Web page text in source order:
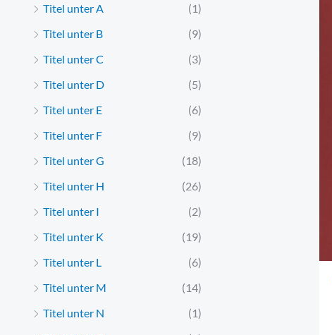
Titel unter A
(1)
Titel unter B
(9)
Titel unter C
(3)
Titel unter D
(5)
Titel unter E
(6)
Titel unter F
(9)
Titel unter G
(18)
Titel unter H
(26)
Titel unter I
(2)
Titel unter K
(19)
Titel unter L
(6)
Titel unter M
(14)
Titel unter N
(1)